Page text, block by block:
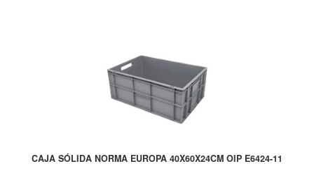
CAJA SÓLIDA NORMA EUROPA 40X60X24CM OIP E6424-11